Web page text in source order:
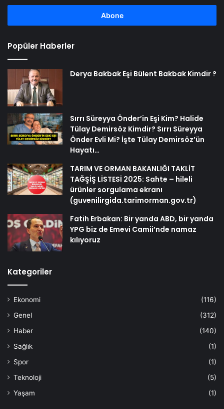
adresinizi
Popüler Haberler
Derya Bakbak Eşi Bülent Bakbak Kimdir ?
Sırrı Süreyya Önder’in Eşi Kim? Halide
Tülay Demirsöz Kimdir? Sırrı Süreyya
Önder Evli Mi? İşte Tülay Demirsöz’ün
Hayatı…
TARIM VE ORMAN BAKANLIĞI TAKLİT
TAĞŞİŞ LİSTESİ 2025: Sahte – hileli
ürünler sorgulama ekranı
(guvenilirgida.tarimorman.gov.tr)
Fatih Erbakan: Bir yanda ABD, bir yanda
YPG biz de Emevi Camii’nde namaz
kılıyoruz
Kategoriler
Ekonomi
(116)
Genel
(312)
Haber
(140)
Sağlık
(1)
Spor
(1)
Teknoloji
(5)
Yaşam
(1)